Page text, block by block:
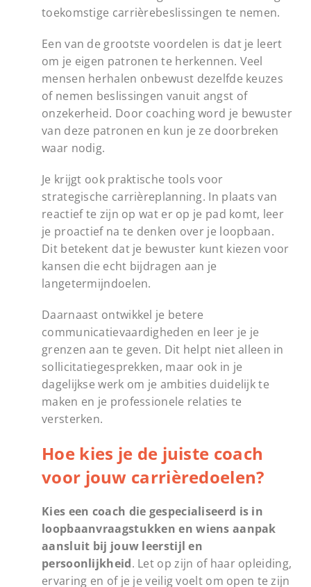
toekomstige carrièrebeslissingen te nemen.
Een van de grootste voordelen is dat je leert
om je eigen patronen te herkennen. Veel
mensen herhalen onbewust dezelfde keuzes
of nemen beslissingen vanuit angst of
onzekerheid. Door coaching word je bewuster
van deze patronen en kun je ze doorbreken
waar nodig.
Je krijgt ook praktische tools voor
strategische carrièreplanning. In plaats van
reactief te zijn op wat er op je pad komt, leer
je proactief na te denken over je loopbaan.
Dit betekent dat je bewuster kunt kiezen voor
kansen die echt bijdragen aan je
langetermijndoelen.
Daarnaast ontwikkel je betere
communicatievaardigheden en leer je je
grenzen aan te geven. Dit helpt niet alleen in
sollicitatiegesprekken, maar ook in je
dagelijkse werk om je ambities duidelijk te
maken en je professionele relaties te
versterken.
Hoe kies je de juiste coach
voor jouw carrièredoelen?
Kies een coach die gespecialiseerd is in
loopbaanvraagstukken en wiens aanpak
aansluit bij jouw leerstijl en
persoonlijkheid. Let op zijn of haar opleiding,
ervaring en of je je veilig voelt om open te zijn